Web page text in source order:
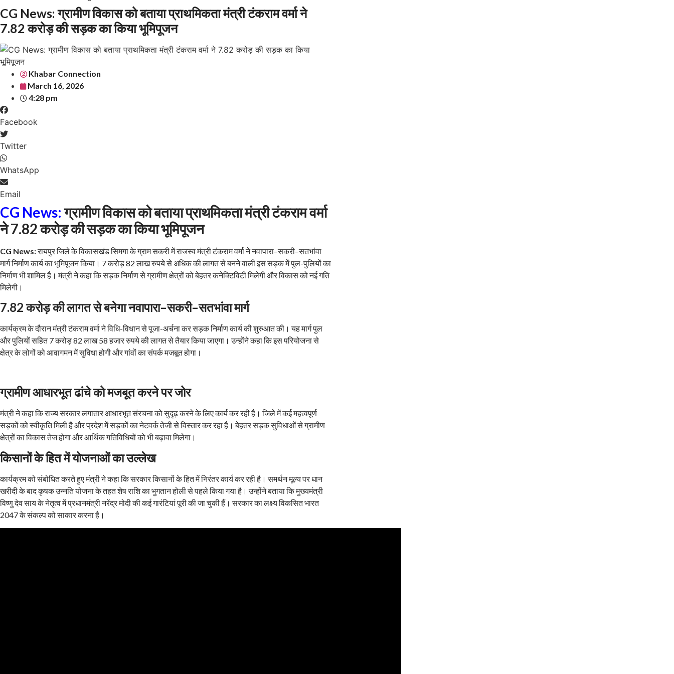
CG News: ग्रामीण विकास को बताया प्राथमिकता मंत्री टंकराम वर्मा ने
7.82 करोड़ की सड़क का किया भूमिपूजन
Khabar Connection
March 16, 2026
4:28 pm
Facebook
Twitter
WhatsApp
Email
CG News:ग्रामीण विकास को बताया प्राथमिकतामंत्री टंकराम वर्मा
ने7.82करोड़ की सड़क का किया भूमिपूजन
CG News:रायपुर जिले के विकासखंड सिमगा के ग्राम सकरी में राजस्व मंत्री टंकराम वर्मा ने नवापारा–सकरी–सतभांवा
मार्ग निर्माण कार्य का भूमिपूजन किया। 7 करोड़ 82 लाख रुपये से अधिक की लागत से बनने वाली इस सड़क में पुल-पुलियों का
निर्माण भी शामिल है। मंत्री ने कहा कि सड़क निर्माण से ग्रामीण क्षेत्रों को बेहतर कनेक्टिविटी मिलेगी और विकास को नई गति
मिलेगी।
7.82करोड़ की लागत से बनेगा नवापारा–सकरी–सतभांवा मार्ग
कार्यक्रम के दौरान मंत्री टंकराम वर्मा ने विधि-विधान से पूजा-अर्चना कर सड़क निर्माण कार्य की शुरुआत की। यह मार्ग पुल
और पुलियों सहित 7 करोड़ 82 लाख 58 हजार रुपये की लागत से तैयार किया जाएगा। उन्होंने कहा कि इस परियोजना से
क्षेत्र के लोगों को आवागमन में सुविधा होगी और गांवों का संपर्क मजबूत होगा।
ग्रामीण आधारभूत ढांचे को मजबूत करने पर जोर
मंत्री ने कहा कि राज्य सरकार लगातार आधारभूत संरचना को सुदृढ़ करने के लिए कार्य कर रही है। जिले में कई महत्वपूर्ण
सड़कों को स्वीकृति मिली है और प्रदेश में सड़कों का नेटवर्क तेजी से विस्तार कर रहा है। बेहतर सड़क सुविधाओं से ग्रामीण
क्षेत्रों का विकास तेज होगा और आर्थिक गतिविधियों को भी बढ़ावा मिलेगा।
किसानों के हित में योजनाओं का उल्लेख
कार्यक्रम को संबोधित करते हुए मंत्री ने कहा कि सरकार किसानों के हित में निरंतर कार्य कर रही है। समर्थन मूल्य पर धान
खरीदी के बाद कृषक उन्नति योजना के तहत शेष राशि का भुगतान होली से पहले किया गया है। उन्होंने बताया कि मुख्यमंत्री
विष्णु देव साय के नेतृत्व में प्रधानमंत्री नरेंद्र मोदी की कई गारंटियां पूरी की जा चुकी हैं। सरकार का लक्ष्य विकसित भारत
2047 के संकल्प को साकार करना है।